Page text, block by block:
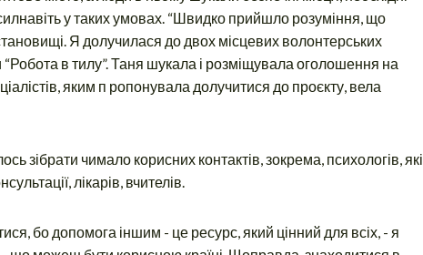
силнавіть у таких умовах. “Швидко прийшло розуміння, що
Я долучилася до двох місцевих волонтерських
в тилу”. Таня шукала і розміщувала оголошення на
яким п ропонувала долучитися до проєкту, вела
зібрати чимало корисних контактів, зокрема, психологів, які
лікарів, вчителів.
бо допомога іншим - це ресурс, який цінний для всіх, - я